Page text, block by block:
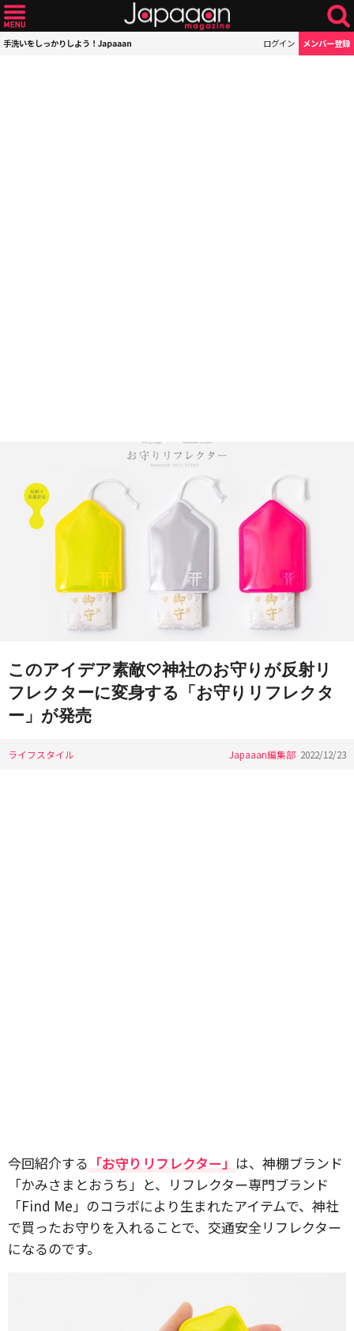
手洗いをしっかりしよう！Japaaan ログイン メンバー登録
このアイデア素敵♡神社のお守りが反射リ
フレクターに変身する「お守りリフレクタ
ー」が発売
ライフスタイル Japaaan編集部 2022/12/23
今回紹介する 「お守りリフレクター」 は、神棚ブランド
「かみさまとおうち」と、リフレクター専門ブランド
「Find Me」のコラボにより生まれたアイテムで、神社
で買ったお守りを入れることで、交通安全リフレクター
になるのです。